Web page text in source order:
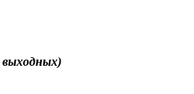
выходных)